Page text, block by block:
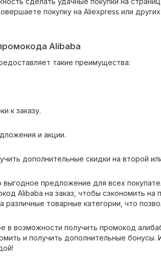
покупку на Aliexpress или
Alibaba
такие преимущества:
к заказу.
и акции.
дополнительные скидки на второй
выгодное предложение для всех
Alibaba на заказ, чтобы сэкономить
различные товарные категории, что
в возможности получить промокод
и получить дополнительные